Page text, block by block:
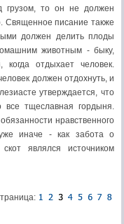
грузом, то он не должен
Священное писание также
должен делить плоды
животным - быку,
отдыхает человек.
должен отдохнуть, и
утверждается, что
все тщеславная гордыня.
нравственного
иначе - как забота о
являлся источником